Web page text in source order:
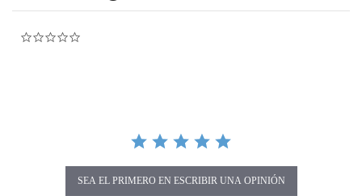
SEA EL PRIMERO EN ESCRIBIR UNA OPINIÓN